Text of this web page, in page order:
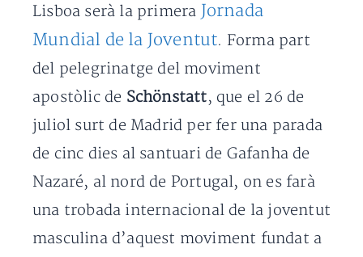
Lisboa serà la primera Jornada
Mundial de la Joventut. Forma part
del pelegrinatge del moviment
apostòlic de Schönstatt, que el 26 de
juliol surt de Madrid per fer una parada
de cinc dies al santuari de Gafanha de
Nazaré, al nord de Portugal, on es farà
una trobada internacional de la joventut
masculina d’aquest moviment fundat a